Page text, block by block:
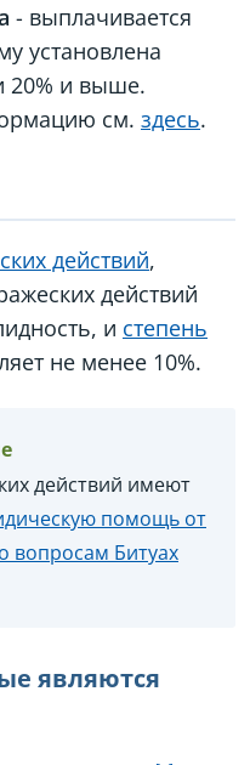
- выплачивается
установлена
20% и выше.
см. здесь.
действий,
действий
и степень
не менее 10%.
действий имеют
помощь от
вопросам Битуах
являются